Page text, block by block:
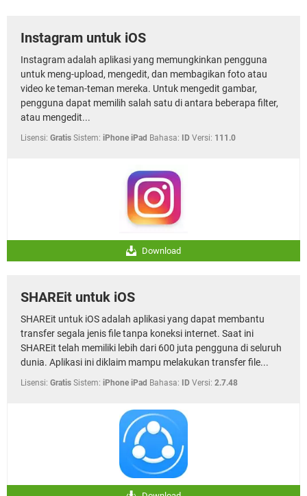
Instagram untuk iOS
Instagram adalah aplikasi yang memungkinkan pengguna
untuk meng-upload, mengedit, dan membagikan foto atau
video ke teman-teman mereka. Untuk mengedit gambar,
pengguna dapat memilih salah satu di antara beberapa filter,
atau mengedit...
Lisensi: Gratis Sistem: iPhone iPad Bahasa: ID Versi: 111.0
Download
SHAREit untuk iOS
SHAREit untuk iOS adalah aplikasi yang dapat membantu
transfer segala jenis file tanpa koneksi internet. Saat ini
SHAREit telah memiliki lebih dari 600 juta pengguna di seluruh
dunia. Aplikasi ini diklaim mampu melakukan transfer file...
Lisensi: Gratis Sistem: iPhone iPad Bahasa: ID Versi: 2.7.48